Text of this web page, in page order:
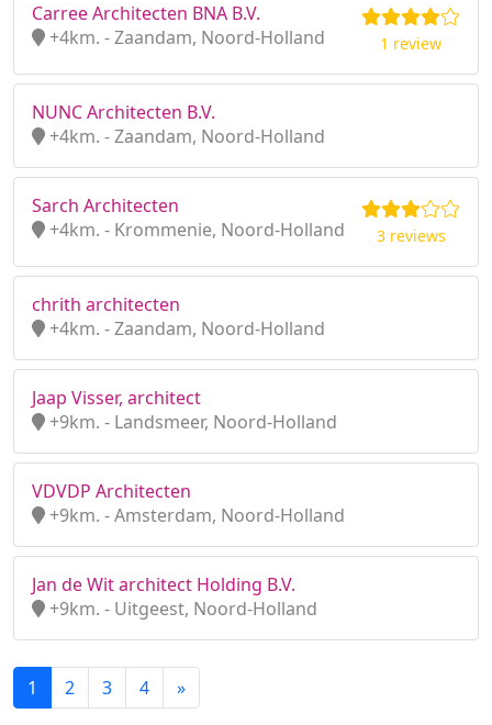
Carree Architecten BNA B.V.
+4km. - Zaandam, Noord-Holland
1 review
NUNC Architecten B.V.
+4km. - Zaandam, Noord-Holland
Sarch Architecten
+4km. - Krommenie, Noord-Holland
3 reviews
chrith architecten
+4km. - Zaandam, Noord-Holland
Jaap Visser, architect
+9km. - Landsmeer, Noord-Holland
VDVDP Architecten
+9km. - Amsterdam, Noord-Holland
Jan de Wit architect Holding B.V.
+9km. - Uitgeest, Noord-Holland
1 2 3 4 »